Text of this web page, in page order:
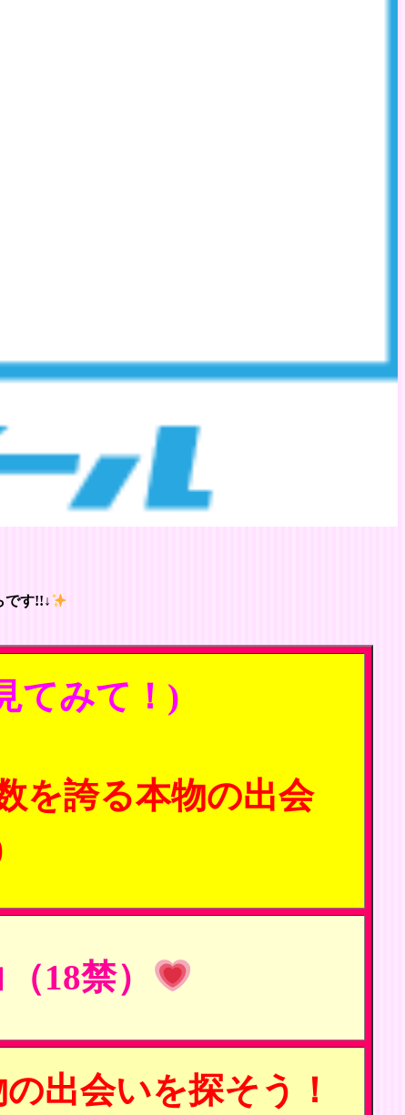
です!!↓
てみて！)
を誇る本物の出会
18禁）
出会いを探そう！